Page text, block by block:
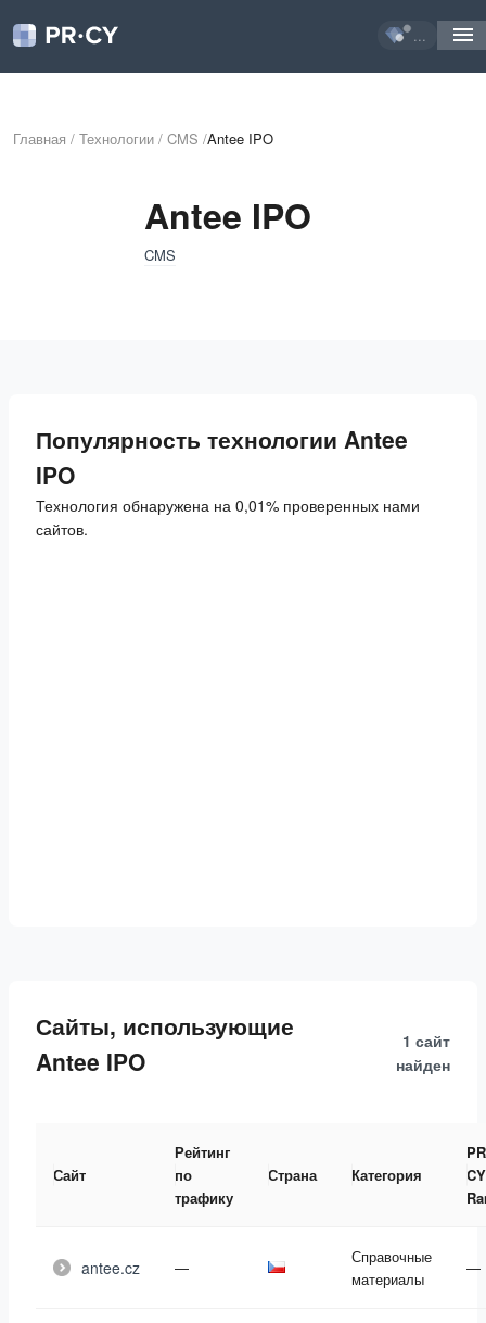
...
Главная / Технологии / CMS /Antee IPO
Antee IPO
CMS
Популярность технологии Antee
IPO
Технология обнаружена на 0,01% проверенных нами
сайтов.
Сайты, использующие
Antee IPO
1 сайт
найден
Сайт
Рейтинг
по
трафику
Страна Категория
CY
antee.cz —
Справочные
материалы
—